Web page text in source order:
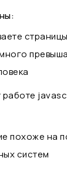
похоже на
систем